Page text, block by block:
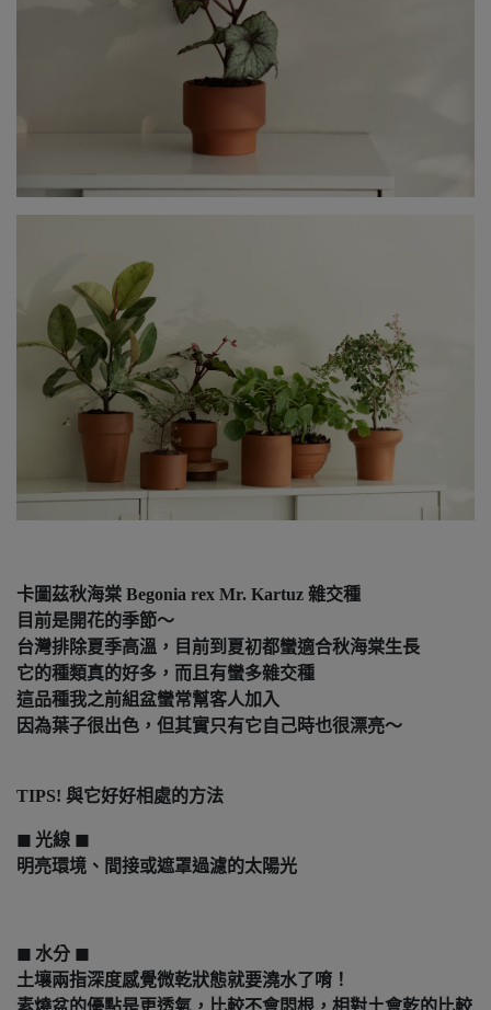
卡圖茲秋海棠 Begonia rex Mr. Kartuz 雜交種
目前是開花的季節～
台灣排除夏季高溫，目前到夏初都蠻適合秋海棠生長
它的種類真的好多，而且有蠻多雜交種
這品種我之前組盆蠻常幫客人加入
因為葉子很出色，但其實只有它自己時也很漂亮～
TIPS! 與它好好相處的方法
◼︎ 光線 ◼︎
明亮環境、間接或遮罩過濾的太陽光
◼︎ 水分 ◼︎
土壤兩指深度感覺微乾狀態就要澆水了唷！
素燒盆的優點是更透氣，比較不會悶根，相對土會乾的比較